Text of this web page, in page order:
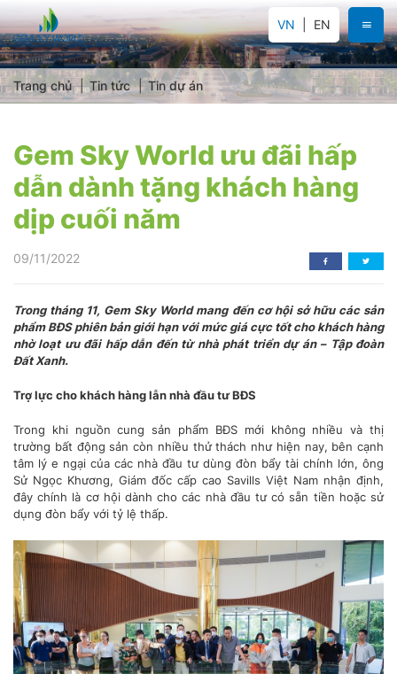
VN EN
Trang chủ Tin tức Tin dự án
Gem Sky World ưu đãi hấp
dẫn dành tặng khách hàng
dịp cuối năm
09/11/2022
Trong tháng 11, Gem Sky World mang đến cơ hội sở hữu các sản
phẩm BĐS phiên bản giới hạn với mức giá cực tốt cho khách hàng
nhờ loạt ưu đãi hấp dẫn đến từ nhà phát triển dự án – Tập đoàn
Đất Xanh.
Trợ lực cho khách hàng lẫn nhà đầu tư BĐS
Trong khi nguồn cung sản phẩm BĐS mới không nhiều và thị
trường bất động sản còn nhiều thử thách như hiện nay, bên cạnh
tâm lý e ngại của các nhà đầu tư dùng đòn bẩy tài chính lớn, ông
Sử Ngọc Khương, Giám đốc cấp cao Savills Việt Nam nhận định,
đây chính là cơ hội dành cho các nhà đầu tư có sẵn tiền hoặc sử
dụng đòn bẩy với tỷ lệ thấp.